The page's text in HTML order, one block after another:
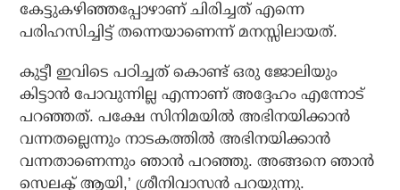
കേട്ടുകഴിഞ്ഞപ്പോഴാണ് ചിരിച്ചത് എന്നെ
പരിഹസിച്ചിട്ട് തന്നെയാണെന്ന് മനസ്സിലായത്.
കുട്ടീ ഇവിടെ പഠിച്ചത് കൊണ്ട് ഒരു ജോലിയും
കിട്ടാന്‍ പോവുന്നില്ല എന്നാണ് അദ്ദേഹം എന്നോട്
പറഞ്ഞത്. പക്ഷേ സിനിമയില്‍ അഭിനയിക്കാന്‍
വന്നതല്ലെന്നും നാടകത്തില്‍ അഭിനയിക്കാന്‍
വന്നതാണെന്നും ഞാന്‍ പറഞ്ഞു. അങ്ങനെ ഞാന്‍
സെലക്ട് ആയി,’ ശ്രീനിവാസന്‍ പറയുന്നു.